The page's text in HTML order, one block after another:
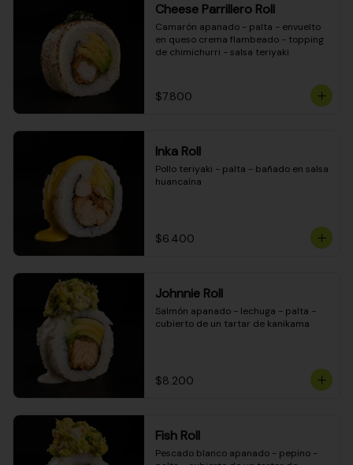
Cheese Parrillero Roll
Camarón apanado - palta - envuelto
en queso crema flambeado - topping
de chimichurri - salsa teriyaki
$7.800
Inka Roll
Pollo teriyaki - palta - bañado en salsa
huancaína
$6.400
Johnnie Roll
Salmón apanado - lechuga - palta -
cubierto de un tartar de kanikama
$8.200
Fish Roll
Pescado blanco apanado - pepino -